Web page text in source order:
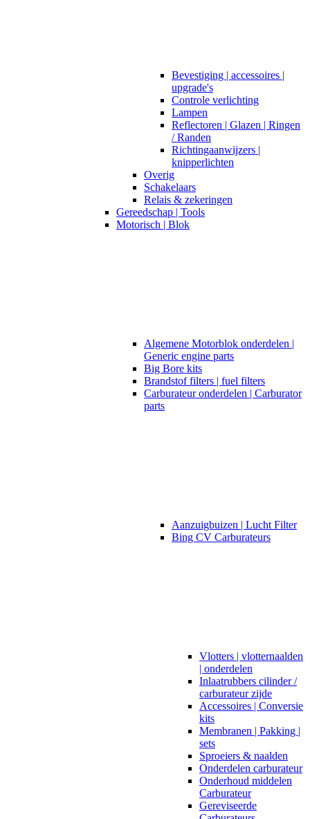
Bevestiging | accessoires |
upgrade's
Controle verlichting
Lampen
Reflectoren | Glazen | Ringen
/ Randen
Richtingaanwijzers |
knipperlichten
Overig
Schakelaars
Relais & zekeringen
Gereedschap | Tools
Motorisch | Blok
Algemene Motorblok onderdelen |
Generic engine parts
Big Bore kits
Brandstof filters | fuel filters
Carburateur onderdelen | Carburator
parts
Aanzuigbuizen | Lucht Filter
Bing CV Carburateurs
Vlotters | vlotternaalden
| onderdelen
Inlaatrubbers cilinder /
carburateur zijde
Accessoires | Conversie
kits
Membranen | Pakking |
sets
Sproeiers & naalden
Onderdelen carburateur
Onderhoud middelen
Carburateur
Gereviseerde